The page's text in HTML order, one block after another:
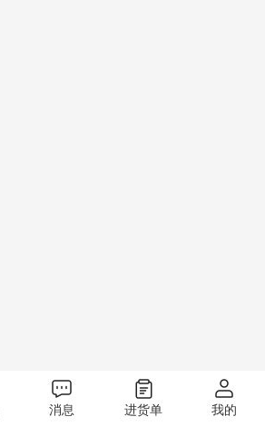
消息 进货单 我的